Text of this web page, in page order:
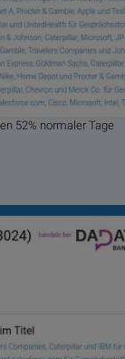
52% normaler Tage